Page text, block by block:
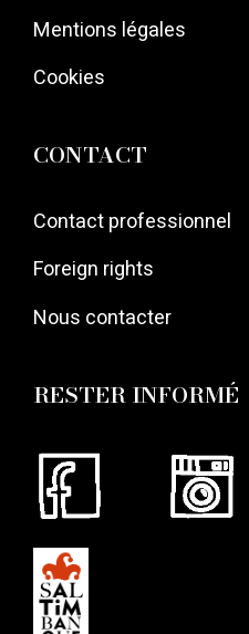
Mentions légales
Cookies
CONTACT
Contact professionnel
Foreign rights
Nous contacter
RESTER INFORMÉ